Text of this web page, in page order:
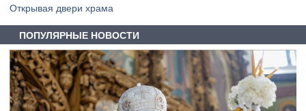
Открывая двери храма
ПОПУЛЯРНЫЕ НОВОСТИ